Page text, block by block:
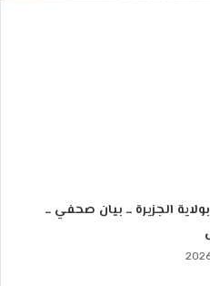
الجزيرة ــ بيان صحفي ــ